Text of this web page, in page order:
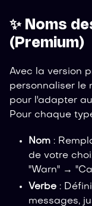
✨ Noms
(Premium)
Avec la version
personnaliser le
pour l'adapter
Pour chaque
Nom :
de votre
"Warn" →
Verbe :
messages,